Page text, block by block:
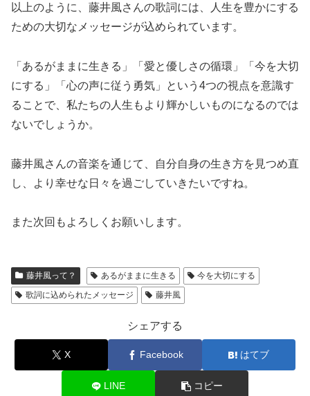
以上のように、藤井風さんの歌詞には、人生を豊かにする
ための大切なメッセージが込められています。
「あるがままに生きる」「愛と優しさの循環」「今を大切
にする」「心の声に従う勇気」という4つの視点を意識す
ることで、私たちの人生もより輝かしいものになるのでは
ないでしょうか。
藤井風さんの音楽を通じて、自分自身の生き方を見つめ直
し、より幸せな日々を過ごしていきたいですね。
また次回もよろしくお願いします。
藤井風って？ あるがままに生きる
今を大切にする
歌詞に込められたメッセージ
藤井風
シェアする
X Facebook はてブ
LINE コピー